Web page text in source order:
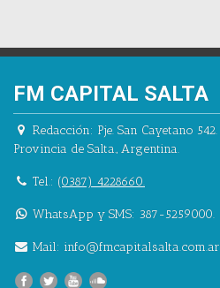
FM CAPITAL SALTA
Redacción: Pje. San Cayetano 542.
Provincia de Salta., Argentina.
Tel.: (0387) 4228660.
WhatsApp y SMS: 387-5259000.
Mail: info@fmcapitalsalta.com.ar